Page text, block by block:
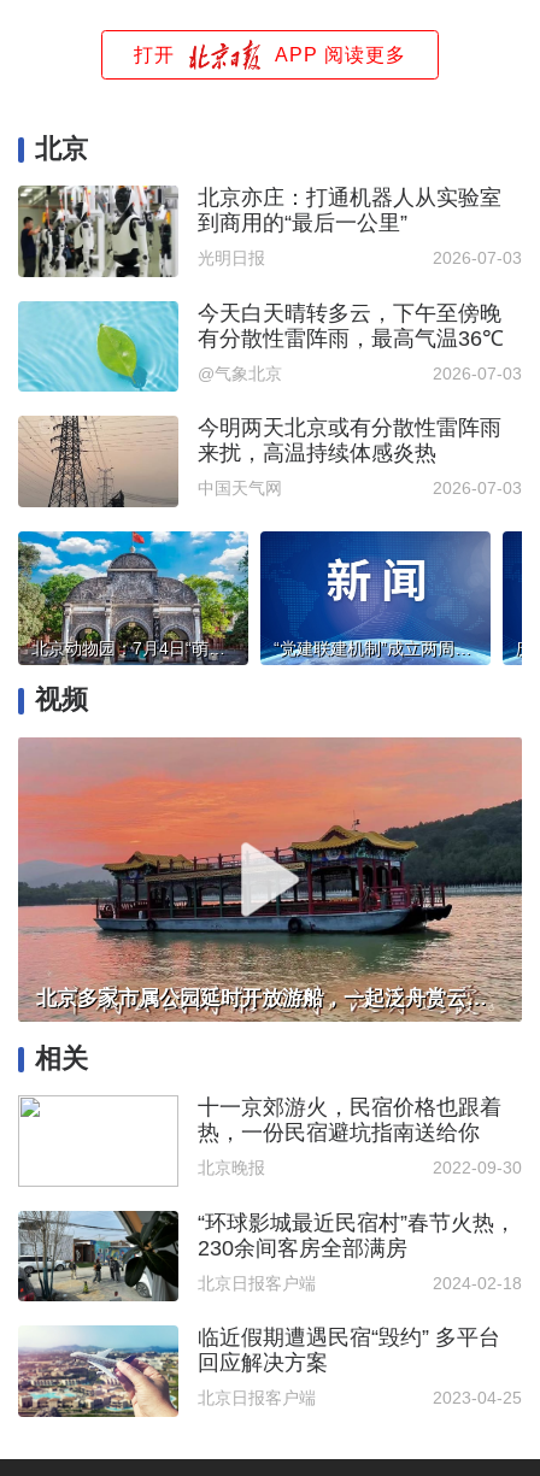
打开 APP 阅读更多
北京
北京亦庄：打通机器人从实验室
到商用的“最后一公里”
光明日报 2026-07-03
今天白天晴转多云，下午至傍晚
有分散性雷阵雨，最高气温36℃
@气象北京 2026-07-03
今明两天北京或有分散性雷阵雨
来扰，高温持续体感炎热
中国天气网 2026-07-03
北京动物园：7月4日“萌兰”生日当天不对外展出 “党建联建机制”成立两周年 “党建联建 共促发展”专题研讨会在京举办
视频
北京多家市属公园延时开放游船，一起泛舟赏云霞！
相关
十一京郊游火，民宿价格也跟着
热，一份民宿避坑指南送给你
北京晚报 2022-09-30
“环球影城最近民宿村”春节火热，
230余间客房全部满房
北京日报客户端 2024-02-18
临近假期遭遇民宿“毁约” 多平台
回应解决方案
北京日报客户端 2023-04-25